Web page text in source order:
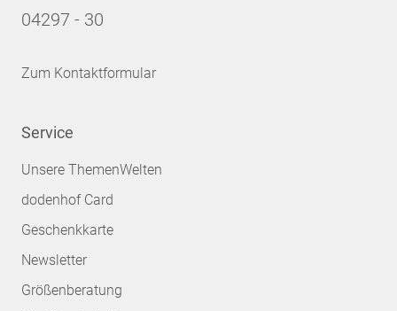
04297 - 30
Zum Kontaktformular
Service
Unsere ThemenWelten
dodenhof Card
Geschenkkarte
Newsletter
Größenberatung